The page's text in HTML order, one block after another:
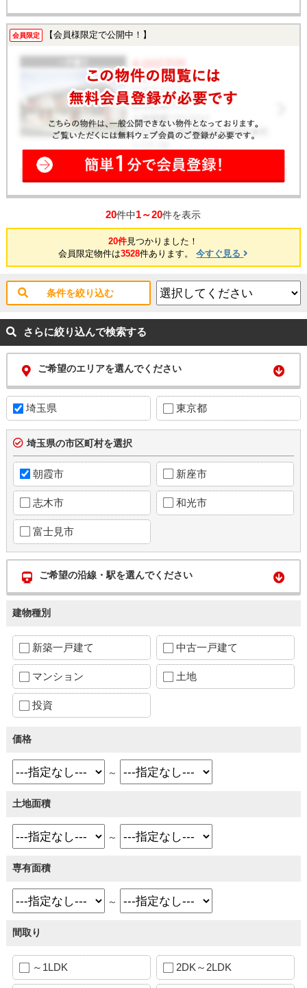
会員限定 【会員様限定で公開中！】
20件中1～20件を表示
20件見つかりました！
会員限定物件は3528件あります。今すぐ見る
条件を絞り込む
さらに絞り込んで検索する
ご希望のエリアを選んでください
埼玉県 東京都
埼玉県の市区町村を選択
朝霞市 新座市
志木市 和光市
富士見市
ご希望の沿線・駅を選んでください
建物種別
新築一戸建て 中古一戸建て
マンション 土地
投資
価格
～
土地面積
～
専有面積
～
間取り
～1LDK 2DK～2LDK